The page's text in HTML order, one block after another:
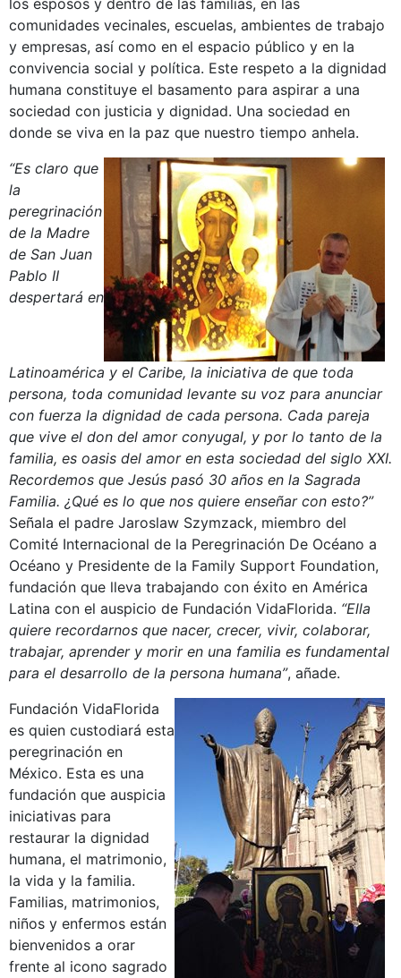
comunidades vecinales, escuelas, ambientes de trabajo
y empresas, así como en el espacio público y en la
convivencia social y política. Este respeto a la dignidad
humana constituye el basamento para aspirar a una
sociedad con justicia y dignidad. Una sociedad en
donde se viva en la paz que nuestro tiempo anhela.
“Es claro que
la
peregrinación
de la Madre
de San Juan
Pablo II
despertará en
Latinoamérica y el Caribe, la iniciativa de que toda
persona, toda comunidad levante su voz para anunciar
con fuerza la dignidad de cada persona. Cada pareja
que vive el don del amor conyugal, y por lo tanto de la
familia, es oasis del amor en esta sociedad del siglo XXI.
Recordemos que Jesús pasó 30 años en la Sagrada
Familia. ¿Qué es lo que nos quiere enseñar con esto?”
Señala el padre Jaroslaw Szymzack, miembro del
Comité Internacional de la Peregrinación De Océano a
Océano y Presidente de la Family Support Foundation,
fundación que lleva trabajando con éxito en América
Latina con el auspicio de Fundación VidaFlorida. “Ella
quiere recordarnos que nacer, crecer, vivir, colaborar,
trabajar, aprender y morir en una familia es fundamental
para el desarrollo de la persona humana”, añade.
Fundación VidaFlorida
es quien custodiará esta
peregrinación en
México. Esta es una
fundación que auspicia
iniciativas para
restaurar la dignidad
humana, el matrimonio,
la vida y la familia.
Familias, matrimonios,
niños y enfermos están
bienvenidos a orar
frente al icono sagrado